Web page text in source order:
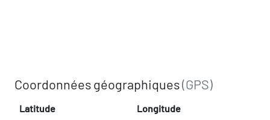
Coordonnées géographiques(GPS)
Latitude Longitude